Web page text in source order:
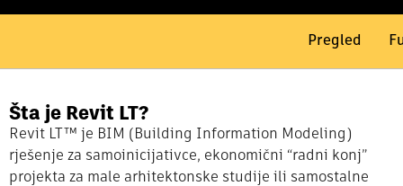
Pregled
Šta je Revit LT?
Revit LT™ je BIM (Building Information Modeling)
rješenje za samoinicijativce, ekonomični “radni konj”
projekta za male arhitektonske studije ili samostalne